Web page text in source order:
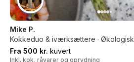
Mike P.
Kokkeduo & iværksættere · Økologisk
Fra 500 kr. kuvert
Inkl. kok, råvarer og oprydning